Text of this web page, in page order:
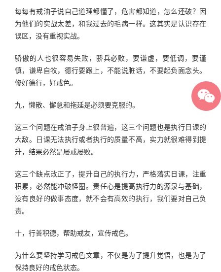
每每有戒油子说自己道理都懂了，危害都知道，怎么还破？因
为他们的实战太差，和我过去的毛病一样。这其实是认识存在
误区，没有重视实战。
骄傲的人也很容易失败，骄兵必败，要谦虚，要低调，要谨
慎，谦卑自牧，德行要跟上，不能说脏话，不要起负面念头。
修好德行，好戒色。
九，懒散、懈怠和拖延是必须要克服的。
这三个问题在戒油子身上很普遍，这三个问题也是执行日课的
大敌。日课无法执行或者执行的质量不高，实力就很难得到提
升，结果必然是屡戒屡败。
这三个缺点改正了，提升自己的执行力，严格落实日课，注重
积累，必然能冲破怪圈。责任心是提高执行力的源泉与基础，
没有良好的做事态度，就不会有高效的执行，我们要对自己负
责。
十，行善积德，帮助戒友，宣传戒色。
为什么要坚持学习戒色文章，不仅是为了提升觉悟，也是为了
保持良好的戒色状态。